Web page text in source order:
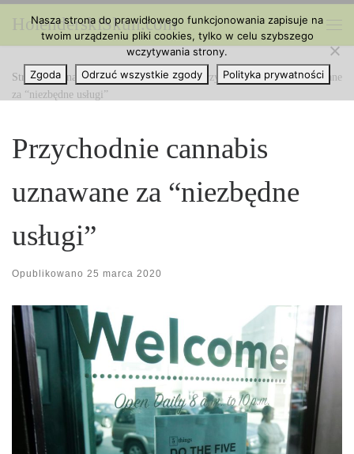
Przejdź do treści
HolenderskiSkun.com
Strona główna » Marihuana na Świecie » Przychodnie cannabis uznawane
za “niezbędne usługi”
Przychodnie cannabis
uznawane za “niezbędne
usługi”
Opublikowano 25 marca 2020
Nasza strona do prawidłowego funkcjonowania zapisuje na
twoim urządzeniu pliki cookies, tylko w celu szybszego
wczytywania strony.
Zgoda
Odrzuć wszystkie zgody Polityka prywatności